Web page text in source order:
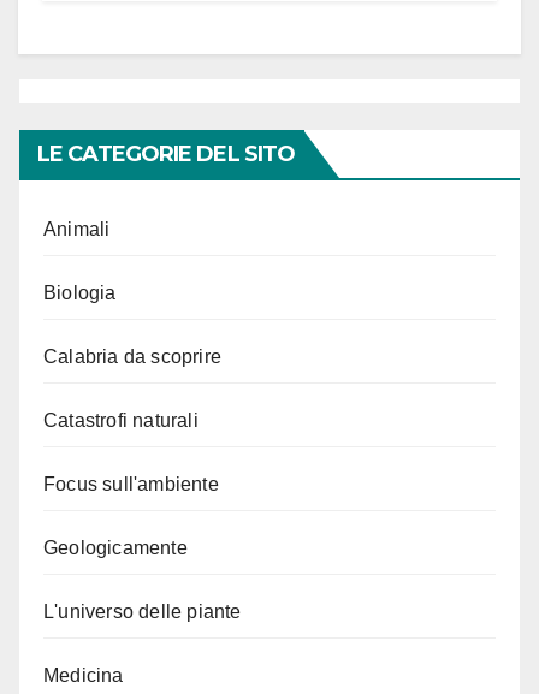
LE CATEGORIE DEL SITO
Animali
Biologia
Calabria da scoprire
Catastrofi naturali
Focus sull'ambiente
Geologicamente
L'universo delle piante
Medicina